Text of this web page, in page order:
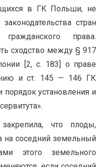
в ГК Польши, не
стран
права.
сходство между § 917
[2, с. 183] о праве
и ст. 145 — 146 ГК
установления и
что плоды,
на соседний земельный
этого земельного